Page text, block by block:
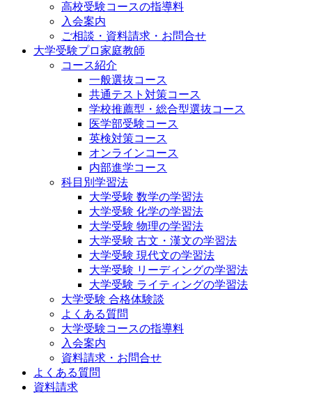
高校受験コースの指導料
入会案内
ご相談・資料請求・お問合せ
大学受験プロ家庭教師
コース紹介
一般選抜コース
共通テスト対策コース
学校推薦型・総合型選抜コース
医学部受験コース
英検対策コース
オンラインコース
内部進学コース
科目別学習法
大学受験 数学の学習法
大学受験 化学の学習法
大学受験 物理の学習法
大学受験 古文・漢文の学習法
大学受験 現代文の学習法
大学受験 リーディングの学習法
大学受験 ライティングの学習法
大学受験 合格体験談
よくある質問
大学受験コースの指導料
入会案内
資料請求・お問合せ
よくある質問
資料請求